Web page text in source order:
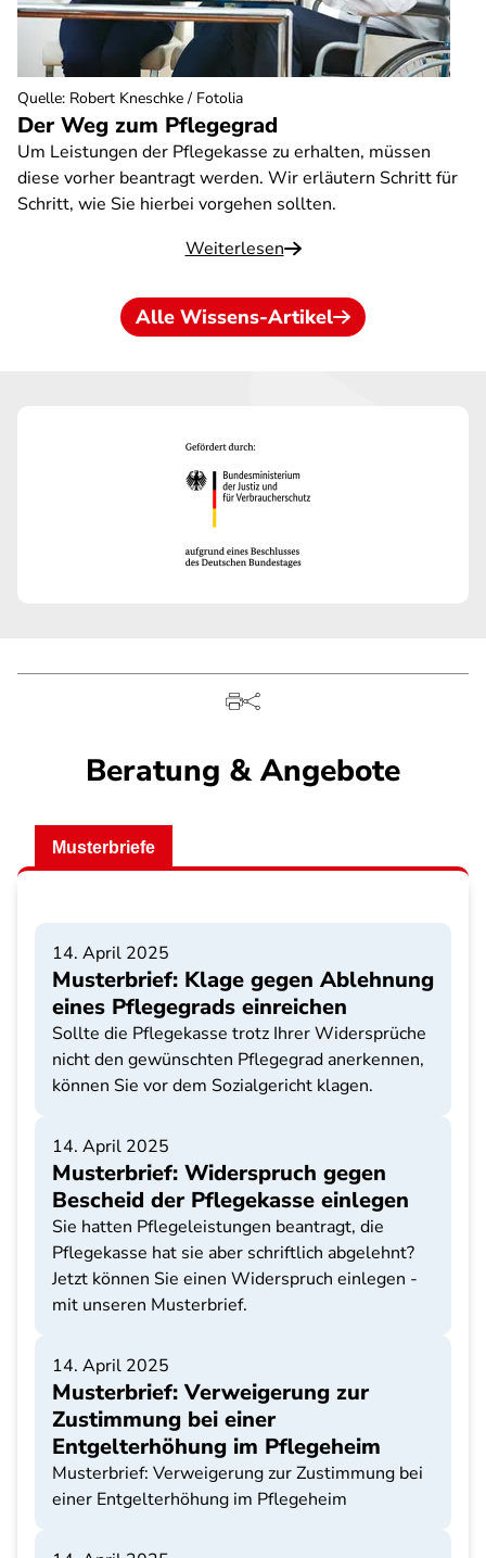
Der Weg zum Pflegegrad
Um Leistungen der Pflegekasse zu erhalten, müssen
diese vorher beantragt werden. Wir erläutern Schritt für
Schritt, wie Sie hierbei vorgehen sollten.
Weiterlesen
Quelle: Robert Kneschke / Fotolia
Alle Wissens-Artikel
Beratung & Angebote
Musterbriefe
14. April 2025
Musterbrief: Klage gegen Ablehnung
eines Pflegegrads einreichen
Sollte die Pflegekasse trotz Ihrer Widersprüche
nicht den gewünschten Pflegegrad anerkennen,
können Sie vor dem Sozialgericht klagen.
14. April 2025
Musterbrief: Widerspruch gegen
Bescheid der Pflegekasse einlegen
Sie hatten Pflegeleistungen beantragt, die
Pflegekasse hat sie aber schriftlich abgelehnt?
Jetzt können Sie einen Widerspruch einlegen -
mit unseren Musterbrief.
14. April 2025
Musterbrief: Verweigerung zur
Zustimmung bei einer
Entgelterhöhung im Pflegeheim
Musterbrief: Verweigerung zur Zustimmung bei
einer Entgelterhöhung im Pflegeheim